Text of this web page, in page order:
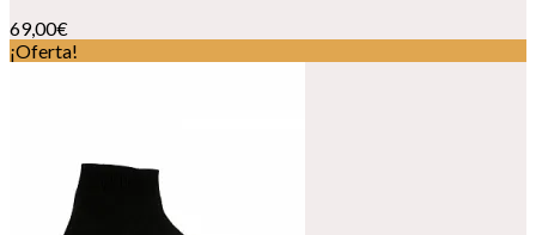
69,00€
¡Oferta!